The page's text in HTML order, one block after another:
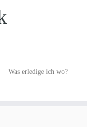
Was erledige ich wo?